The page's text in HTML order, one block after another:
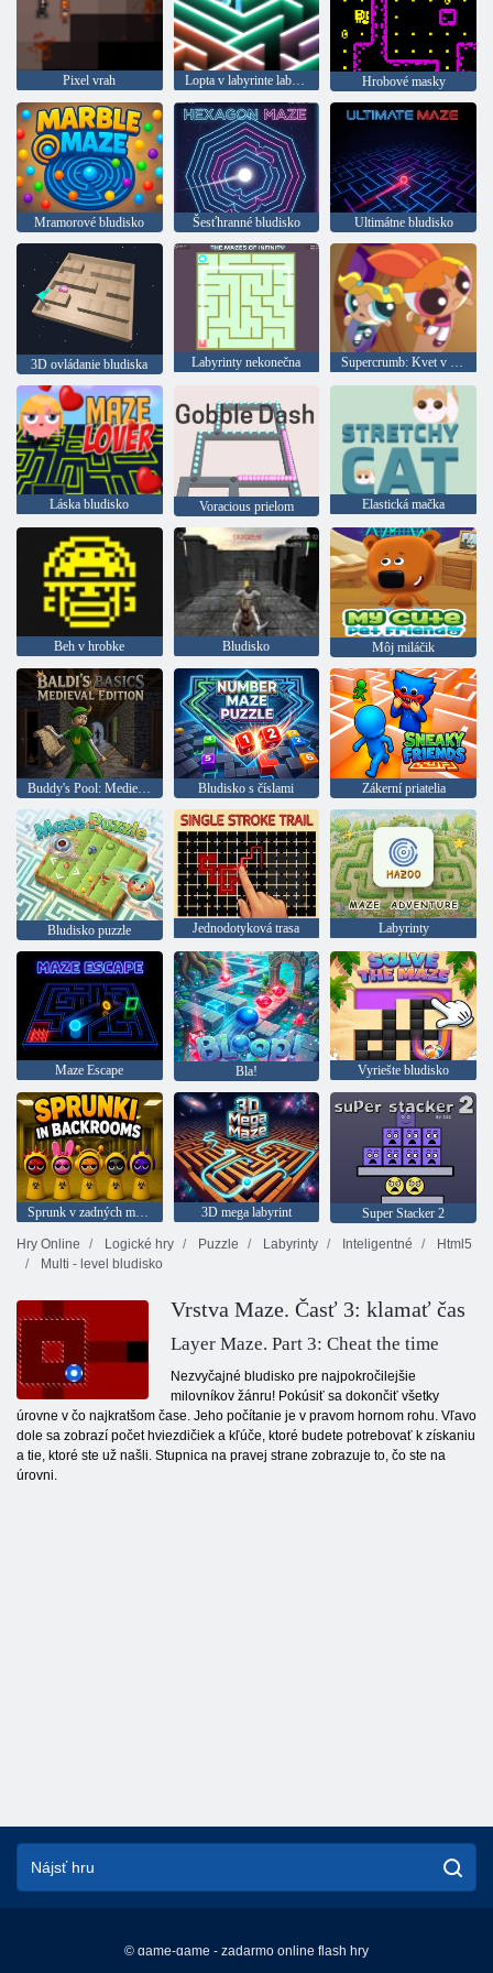
Pixel vrah Lopta v labyrinte labyrintov Hrobové masky
Mramorové bludisko Šesťhranné bludisko Ultimátne bludisko
3D ovládanie bludiska Labyrinty nekonečna Supercrumb: Kvet v hypnóze
Láska bludisko Voracious prielom Elastická mačka
Beh v hrobke Bludisko Môj miláčik
Buddy's Pool: Medieval Edition Bludisko s číslami Zákerní priatelia
Bludisko puzzle Jednodotyková trasa Labyrinty
Maze Escape Bla! Vyriešte bludisko
Sprunk v zadných miestnostiach 3D mega labyrint
Super Stacker 2
Hry Online
Logické hry Puzzle Labyrinty Inteligentné
Html5
Multi - level bludisko
Vrstva Maze. Časť 3: klamať čas
Layer Maze. Part 3: Cheat the time
Nezvyčajné bludisko pre najpokročilejšie
milovníkov žánru! Pokúsiť sa dokončiť všetky
úrovne v čo najkratšom čase. Jeho počítanie je v pravom hornom rohu. Vľavo
dole sa zobrazí počet hviezdičiek a kľúče, ktoré budete potrebovať k získaniu
a tie, ktoré ste už našli. Stupnica na pravej strane zobrazuje to, čo ste na
úrovni.
© game-game - zadarmo online flash hry